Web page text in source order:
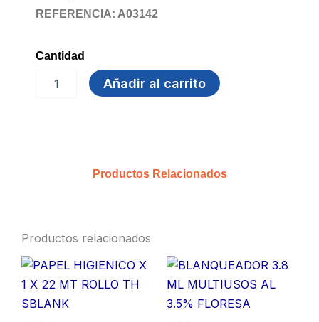
REFERENCIA: A03142
Cantidad
PRIMAVERA
Añadir al carrito
Productos Relacionados
Productos relacionados